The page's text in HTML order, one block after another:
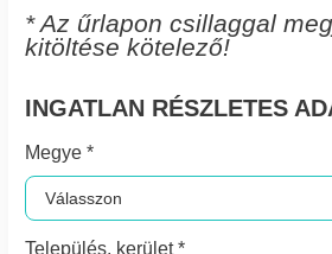
* Az űrlapon csillaggal
kitöltése kötelező!
INGATLAN RÉSZLETES
Megye *
Település, kerület *